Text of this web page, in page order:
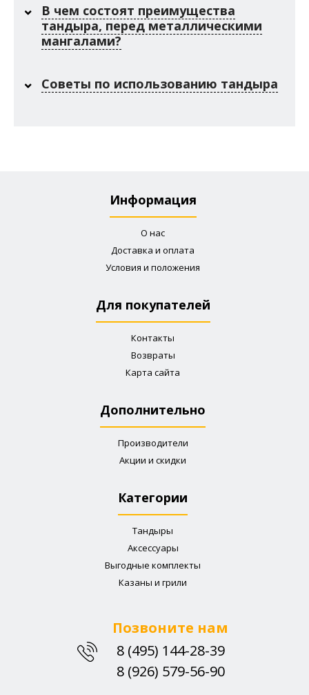
Заполнить заявку
Мы свяжемся с Вами в
течение 15 минут
Часто задаваемые вопросы
В чем состоят преимущества
тандыра, перед металлическими
Советы по использованию тандыра
Доставка и оплата
Условия и положения
Для покупателей
Контакты
Возвраты
Производители
Акции и скидки
Категории